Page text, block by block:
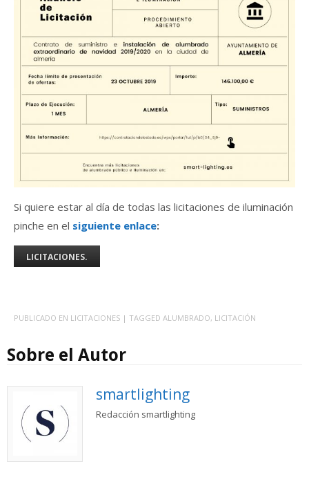
Si quiere estar al día de todas las licitaciones de iluminación
pinche en el siguiente enlace:
LICITACIONES.
PUBLICADO EN LICITACIONES | TAGGED ALUMBRADO, LICITACIÓN
Sobre el Autor
smartlighting
Redacción smartlighting